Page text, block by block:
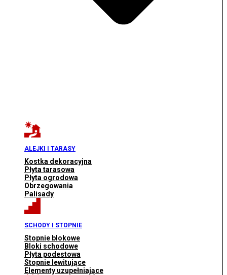
ALEJKI I TARASY
Kostka dekoracyjna
Płyta tarasowa
Płyta ogrodowa
Obrzegowania
Palisady
SCHODY I STOPNIE
Stopnie blokowe
Bloki schodowe
Płyta podestowa
Stopnie lewitujące
Elementy uzupełniające